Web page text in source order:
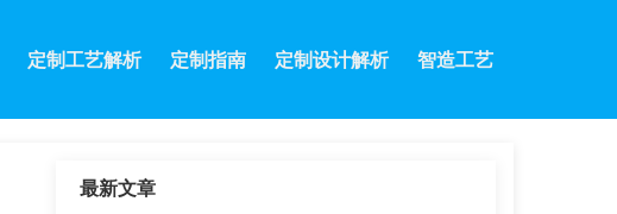
定制工艺解析 定制指南 定制设计解析 智造工艺
最新文章